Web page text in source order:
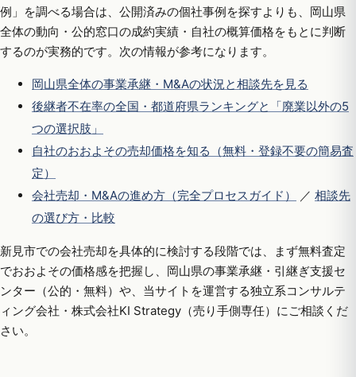
例」を調べる場合は、公開済みの個社事例を探すよりも、岡山県
全体の動向・公的窓口の成約実績・自社の概算価格をもとに判断
するのが実務的です。次の情報が参考になります。
岡山県全体の事業承継・M&Aの状況と相談先を見る
後継者不在率の全国・都道府県ランキングと「廃業以外の5
つの選択肢」
自社のおおよその売却価格を知る（無料・登録不要の簡易査
定）
会社売却・M&Aの進め方（完全プロセスガイド）
／ 相談先
の選び方・比較
新見市での会社売却を具体的に検討する段階では、まず無料査定
でおおよその価格感を把握し、岡山県の事業承継・引継ぎ支援セ
ンター（公的・無料）や、当サイトを運営する独立系コンサルテ
ィング会社・株式会社KI Strategy（売り手側専任）にご相談くだ
さい。